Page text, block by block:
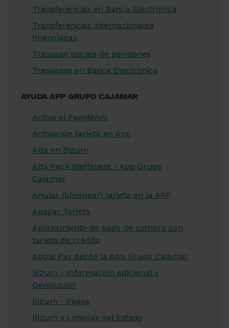
Transferencias en Banca Electrónica
Transferencias internacionales
financiadas
Traspaso planes de pensiones
Traspasos en Banca Electrónica
AYUDA APP GRUPO CAJAMAR
Activa el PagoMóvil
Activación tarjeta en App
Alta en Bizum
Alta Pack Wefferent - App Grupo
Cajamar
Anular (bloquear) tarjeta en la APP
Apagar Tarjeta
Aplazamiento de pago de compra con
tarjeta de crédito
Apple Pay desde la App Grupo Cajamar
Bizum - Información adicional y
Devolución
Bizum - Pagos
Bizum y Loterías del Estado